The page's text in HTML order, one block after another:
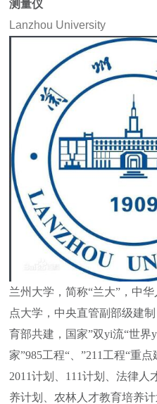
测量仪
Lanzhou University
兰州大学，简称“兰大”，中
点大学，中央直管副部级建
育部共建，国家”双yi流“世
家”985工程“、”211工程“重
2011计划、111计划、法律
养计划、农林人才教育培养